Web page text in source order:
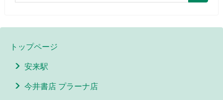
トップページ
安来駅
今井書店 プラーナ店